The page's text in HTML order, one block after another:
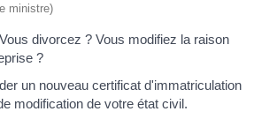
ministre)
divorcez ? Vous modifiez la raison
?
un nouveau certificat d'immatriculation
modification de votre état civil.